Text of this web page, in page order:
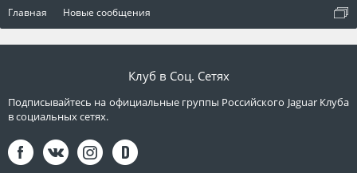
Главная Новые сообщения
Клуб в Соц. Сетях
Подписывайтесь на официальные группы Российского Jaguar Клуба
в социальных сетях.